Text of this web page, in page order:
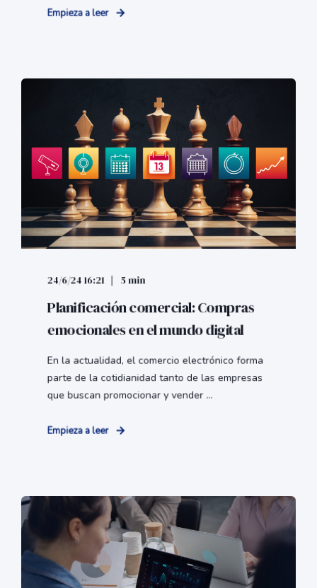
Empieza a leer
24/6/24 16:21 5 min
Planificación comercial: Compras
emocionales en el mundo digital
En la actualidad, el comercio electrónico forma
parte de la cotidianidad tanto de las empresas
que buscan promocionar y vender ...
Empieza a leer